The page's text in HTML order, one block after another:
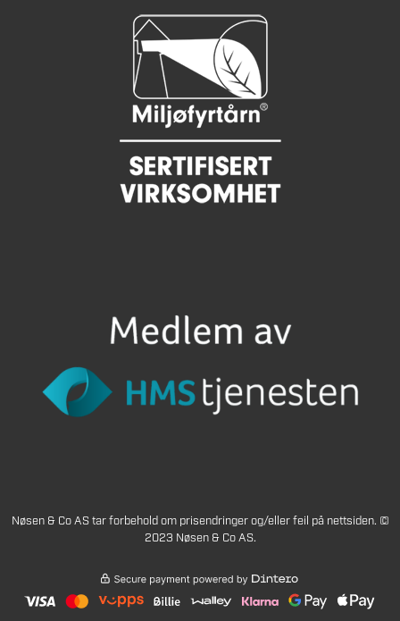
Nøsen & Co AS tar forbehold om prisendringer og/eller feil på nettsiden. ©
2023 Nøsen & Co AS.